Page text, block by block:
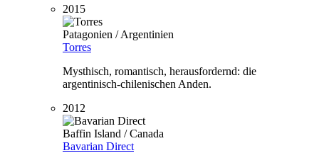
2015
Patagonien / Argentinien
Torres
Mysthisch, romantisch, herausfordernd: die
argentinisch-chilenischen Anden.
2012
Baffin Island / Canada
Bavarian Direct